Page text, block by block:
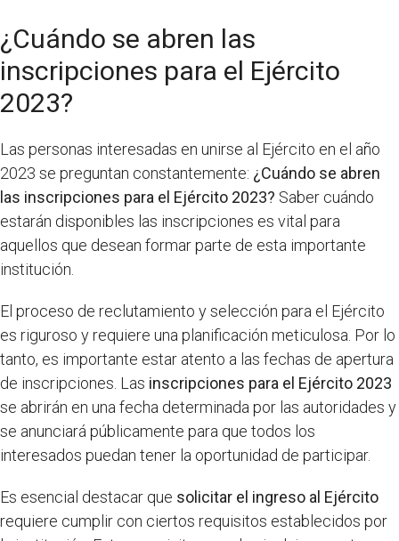
¿Cuándo se abren las
inscripciones para el Ejército
2023?
Las personas interesadas en unirse al Ejército en el año
2023 se preguntan constantemente: ¿Cuándo se abren
las inscripciones para el Ejército 2023? Saber cuándo
estarán disponibles las inscripciones es vital para
aquellos que desean formar parte de esta importante
institución.
El proceso de reclutamiento y selección para el Ejército
es riguroso y requiere una planificación meticulosa. Por lo
tanto, es importante estar atento a las fechas de apertura
de inscripciones. Las inscripciones para el Ejército 2023
se abrirán en una fecha determinada por las autoridades y
se anunciará públicamente para que todos los
interesados puedan tener la oportunidad de participar.
Es esencial destacar que solicitar el ingreso al Ejército
requiere cumplir con ciertos requisitos establecidos por